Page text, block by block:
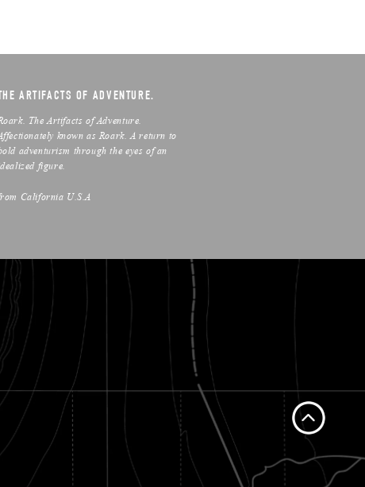
THE ARTIFACTS OF ADVENTURE.
The Artifacts of Adventure.
known as Roark. A return to
adventurism through the eyes of an
figure.
California U.S.A